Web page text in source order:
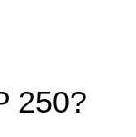
250?